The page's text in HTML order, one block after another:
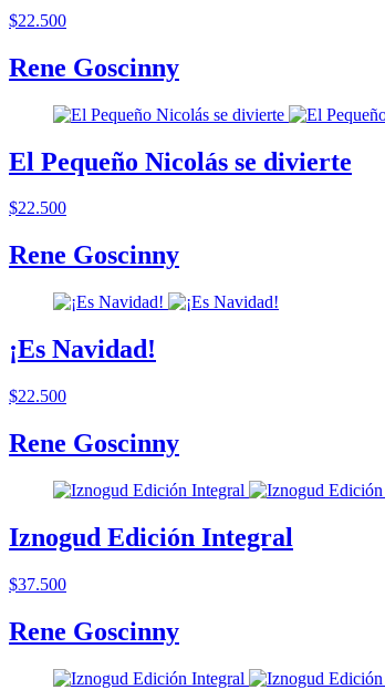
$22.500
Rene Goscinny
El Pequeño Nicolás se divierte
$22.500
Rene Goscinny
¡Es Navidad!
$22.500
Rene Goscinny
Iznogud Edición Integral
$37.500
Rene Goscinny